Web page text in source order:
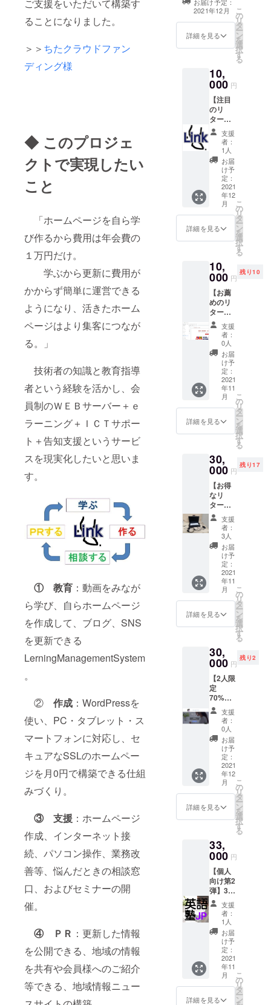
ご支援をいただいて構築す
ることになりました。
＞＞ ちたクラウドファン
ディング様
◆ このプロジェ
クトで実現したい
こと
「ホームページを自ら学
び作るから費用は年会費の
１万円だけ。
学ぶから更新に費用が
かからず簡単に運営できる
ようになり、活きたホーム
ページはより集客につなが
る。」
技術者の知識と教育指導
者という経験を活かし、会
員制のＷＥＢサーバー＋ｅ
ラーニング＋ＩＣＴサポー
ト＋告知支援というサービ
スを現実化したいと思いま
す。
① 教育 ：動画をみなが
ら学び、自らホームページ
を作成して、ブログ、SNS
を更新できる
LerningManagementSystem
。
② 作成 ：WordPressを
使い、PC・タブレット・ス
マートフォンに対応し、セ
キュアなSSLのホームペー
ジを月0円で構築できる仕組
みづくり。
③支援 ：ホームページ
作成、インターネット接
続、パソコン操作、業務改
善等、悩んだときの相談窓
口、およびセミナーの開
催。
④ ＰＲ ：更新した情報
を公開できる、地域の情報
を共有や会員様へのご紹介
等できる、地域情報ニュー
入くだ
さい。
※1対1で
リモー
トで相
す。30
分～60
分程度
を予定
しま
す。お
話前に
事前に
メール
にてご
相談内
容をお
伺いし
て、こ
ちらで
に合わ
せて準
相談を
実施い
たしま
す。
け学習
ツール
です。
詳細は
sugakuj
uku.jp
（
https://
数学
塾.jp ）
を必ず
ご覧い
ただい
てから
申込く
ださ
い。
5000円
だけで1
年間、
動画制
で学ぶ
ことが
できま
す。 ※
コンテ
ンツ内
容を少
し簡単
にしま
す。 ※
ちたリ
ンク標
準機能
のうち
「学
習」の
中の動
ICTサ
ポート
相談窓
口（最
大月4
回、た
だし動
画内容
のみ）
をご利
用いた
だけま
す。そ
の他機
能は付
せん。
※動画編
続シェ
ア1位の
Cyberli
nk社
PowerD
irector3
65を
使った
編集の
仕方講
座とな
りま
す。ご
利用に
PowerD
irector3
65（月
のライ
センス
費用が
必要に
なりま
す。 ※
動画公
開は
Google
社の
Youtub
eでの公
開方法
の講座
となり
※上記動
画編集
が動作
するパ
ソコン
環境が
必要に
なりま
す。必
ず動作
環境を
ご確認
いただ
きお申
込みく
ださ
い。ま
た、
Cyberli
いただきたいと
思います。 掲載
期間は1年間で
す。備考欄にリ
ナーデータにつ
いては後日メー
ルにてご連絡さ
せていただきま
す。 ※知多半島
外の事業者の方
でも、知多半島
に住んでいる方
が対象であれば
構いません。
2021年12月
詳細を見る
こ
の
リ
タ
ー
ン
を
選
択
す
る
10,
000 円
【注目
のリ
ター
ン】ち
たリン
ク入会1
万円＋
初年度
年会費1
万円＝
合計2万
円のと
ころ
を、今
回のク
ラウド
ディン
グから
の入会
に限り
入会0円
＋初年
度年会
費1万円
でご提
供しま
す。 イ
ンター
ネット
に関連
するこ
とをオ
ンライ
ポート
をさせ
ていた
だきま
す。ま
た毎月
費用負
担なく
ちたリ
ンク
WEB
サー
バーが
利用で
きま
す。 ク
ラウド
として
独自ド
メイン
も提供
しま
す。
Wordpr
essがイ
ンス
トール
されて
います
ので、
自身で
テンプ
から選
択し
マホ・
タブ
レット
対応の
ホーム
ページ
を作成
をする
ことが
できま
す。 オ
プショ
ンで独
自ドメ
インを
の場合
支援
者：
1人
お届
け予
定：
2021
年12
月
詳細を見る
こ
の
リ
タ
ー
ン
を
選
択
す
る
10,
000 円
残り10
【お薦
めのリ
ター
ン】
WEB
ページ
や来店
を促す
告知と
して、
イン
ター
ネット
上の地
図に掲
載する
ありま
す。意
外と活
用され
ている
方が少
ないの
で、会
員登録
と掲載
を代行
しま
す。検
索エン
ジンで
店舗検
索した
うにな
りま
す。ま
た内容
の更新
方法に
ついて
も動画
で学ぶ
ことが
できま
す。 ま
た、本
プロ
ジェク
トで作
成しま
を送付
させて
いただ
きま
す。 ※
本サー
ビスは
代行を
行うた
め、掲
載内容
を打合
せして
から代
行実施
す。 ※
支援
者：
0人
お届
け予
定：
2021
年11
月
詳細を見る
こ
の
リ
タ
ー
ン
を
選
択
す
る
30,
000 円
残り17
【お得
なリ
ター
ン】ビ
ジネス
でも利
用可能
な、高
速な新
品SSD
を搭載
した
Window
s10リ
ユース
ノート
オンラ
イン
ミー
ティン
グで必
要な
WEBカ
メラと
ヘッド
セッ
ト、
Office
互換ソ
フト、
マウス
をつけ
たお得
として
お渡し
させて
いただ
きま
す。 ※
本製品
のス
ペック
は以下
に記載
する以
上のも
のにな
りま
す。 ・
CPU：
支援
者：
3人
お届
け予
定：
2021
年11
月
詳細を見る
こ
の
リ
タ
ー
ン
を
選
択
す
る
30,
000 円
残り2
【2人限
定
70%OF
F】
ホーム
ページ
制作
パック
です。
PRしや
すいと
言われ
るラン
ディン
グペー
ジを制
しま
す。 ※
本パッ
クは
WEB制
作代行
の10万
円パッ
クをク
ラウド
ファン
ディン
グ特別
で割引
するも
ので
す。 ・
支援
者：
0人
お届
け予
定：
2021
年12
月
詳細を見る
こ
の
リ
タ
ー
ン
を
選
択
す
る
33,
000 円
【個人
向け第2
弾】3ヶ
月間毎
日でも
英会話
勉強し
放題。
英語
塾.jpの
Standar
dOnline
Plan3ヶ
月分授
支援
者：
1人
お届
け予
定：
2021
年11
月
詳細を見る
こ
の
リ
タ
ー
ン